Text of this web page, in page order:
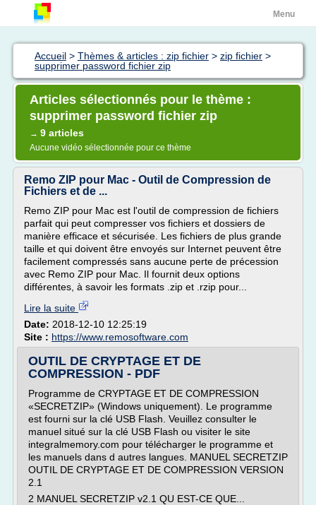
Menu
Accueil > Thèmes & articles : zip fichier > zip fichier >
supprimer password fichier zip
Articles sélectionnés pour le thème :
supprimer password fichier zip
→ 9 articles
Aucune vidéo sélectionnée pour ce thème
Remo ZIP pour Mac - Outil de Compression de
Fichiers et de ...
Remo ZIP pour Mac est l'outil de compression de fichiers
parfait qui peut compresser vos fichiers et dossiers de
manière efficace et sécurisée. Les fichiers de plus grande
taille et qui doivent être envoyés sur Internet peuvent être
facilement compressés sans aucune perte de précession
avec Remo ZIP pour Mac. Il fournit deux options
différentes, à savoir les formats .zip et .rzip pour...
Lire la suite
Date: 2018-12-10 12:25:19
Site : https://www.remosoftware.com
OUTIL DE CRYPTAGE ET DE
COMPRESSION - PDF
Programme de CRYPTAGE ET DE COMPRESSION
«SECRETZIP» (Windows uniquement). Le programme
est fourni sur la clé USB Flash. Veuillez consulter le
manuel situé sur la clé USB Flash ou visiter le site
integralmemory.com pour télécharger le programme et
les manuels dans d autres langues. MANUEL SECRETZIP
OUTIL DE CRYPTAGE ET DE COMPRESSION VERSION
2.1
2 MANUEL SECRETZIP v2.1 QU EST-CE QUE...